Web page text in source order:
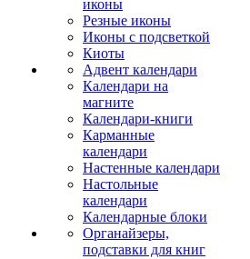
иконы
Резные иконы
Иконы с подсветкой
Киоты
Адвент календари
Календари на
магните
Календари-книги
Карманные
календари
Настенные календари
Настольные
календари
Календарные блоки
Органайзеры,
подставки для книг